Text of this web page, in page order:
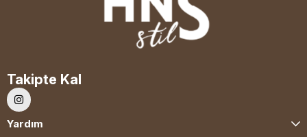
Takipte Kal
Yardım